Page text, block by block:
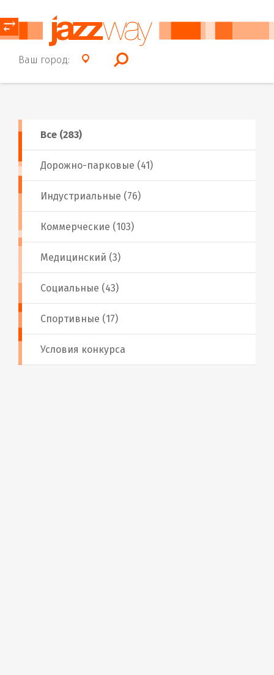
Ваш город:
⥂
Все (283)
Дорожно-парковые (41)
Индустриальные (76)
Коммерческие (103)
Медицинский (3)
Социальные (43)
Спортивные (17)
Условия конкурса